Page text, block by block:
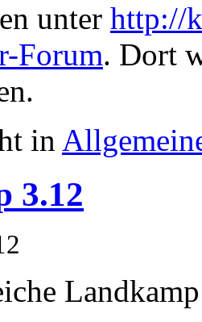
unter http://
Forum. Dort
in
3.12